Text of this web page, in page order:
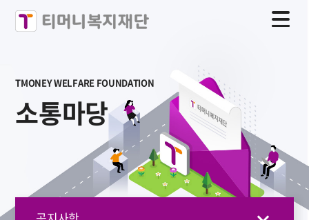
TMONEY WELFARE FOUNDATION
소통마당